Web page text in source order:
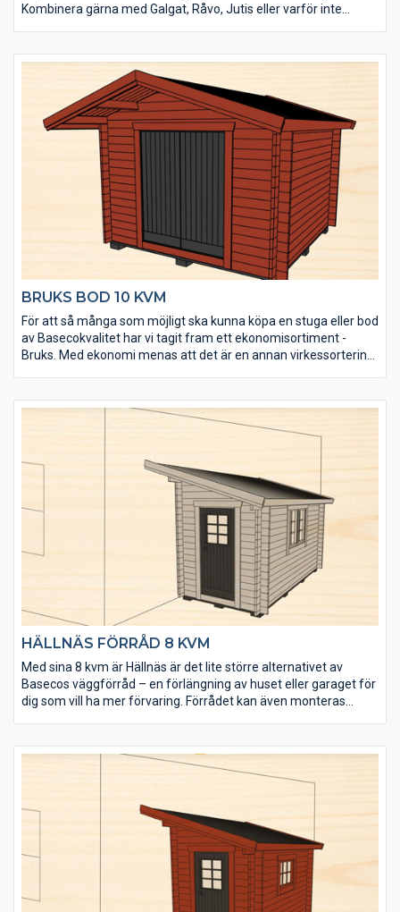
Kombinera gärna med Galgat, Råvo, Jutis eller varför inte
• Kraftigt golv som klarar tung belastning
• Isolerpaket kan köpas till
• Taket utgörs av en slätspontspanel som är ändspontad
• Takpanelen är möbeltorr för god formstabilitet
• Virket är av tålig senvuxen norrländsk fura
• Levereras med enkel- och dubbeldörr
• Fönster kan köpas till för enkel eftermontering
• Extra timmervarv kan köpas till
• Takpaket med eller utan shingel kan köpas till
BRUKS BOD 10 KVM
För att så många som möjligt ska kunna köpa en stuga eller bod
av Basecokvalitet har vi tagit fram ett ekonomisortiment -
Bruks. Med ekonomi menas att det är en annan virkessortering.
under lågsäsong och läggs på lager. Alla tillverkas i samma
modell och det finns inga möjligheter till ändringar av t ex
fönsterplacering. Men du får en bra stuga direkt från
lagerhyllan till ett mycket bra pris.
Bruks bod 10 kvm är speciellt framtagen för att fungera som
förrådsutrymme. Den levereras obehandlad och det tåliga och
senvuxna virket är rejält dimensionerat (45×145 mm).
HÄLLNÄS FÖRRÅD 8 KVM
Med sina 8 kvm är Hällnäs är det lite större alternativet av
Basecos väggförråd – en förlängning av huset eller garaget för
dig som vill ha mer förvaring. Förrådet kan även monteras
• 8 kvm förvaringsyta
• Perfekt avlastningsutrymme för redskap och utemöbler
• Taket utgörs av en 20 mm slätspontspanel som är
ändspontad
• Golvet och takpanelen är möbeltorr för god formstabilitet
• Virket är av tålig senvuxen norrländsk fura
• Andra fönster och dörrar finns i tillvalspaket
• Tak- och isolerpaket kan köpas till